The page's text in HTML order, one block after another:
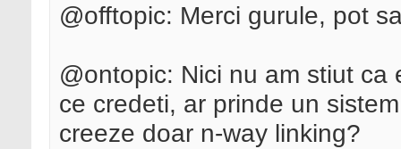
@offtopic: Merci gurule, pot
@ontopic: Nici nu am stiut
ce credeti, ar prinde un
creeze doar n-way linking?